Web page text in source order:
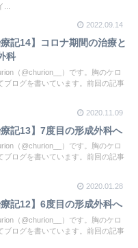
2022.09.14
療記14】コロナ期間の治療と
科
（@churion__）です。胸のケロ
ブログを書いています。前回の記事
2020.11.09
療記13】7度目の形成外科へ
（@churion__）です。胸のケロ
ブログを書いています。前回の記事
2020.01.28
療記12】6度目の形成外科へ
（@churion__）です。胸のケロ
ブログを書いています。前回の記事